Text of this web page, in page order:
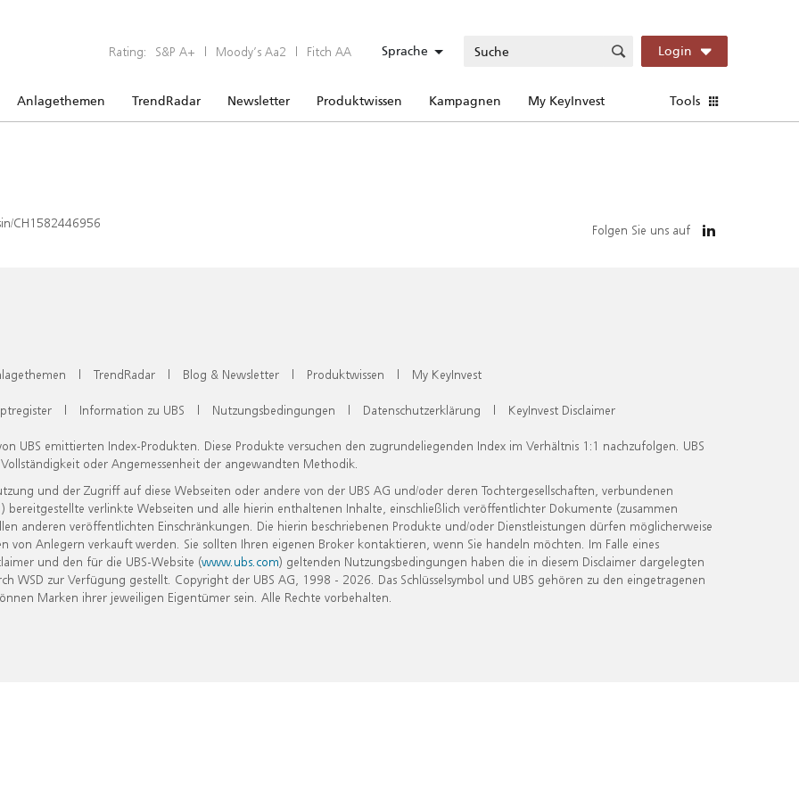
Rating: S&P A+ | Moody’s Aa2 | Fitch AA Sprache Login
Anlagethemen TrendRadar Newsletter Produktwissen Kampagnen My KeyInvest Tools
CH1582446956 Folgen Sie uns auf
| TrendRadar | Blog & Newsletter | Produktwissen | My KeyInvest
| Information zu UBS | Nutzungsbedingungen | Datenschutzerklärung | KeyInvest Disclaimer
UBS emittierten Index-Produkten. Diese Produkte versuchen den zugrundeliegenden Index im Verhältnis 1:1 nachzufolgen. UBS
oder Angemessenheit der angewandten Methodik.
und der Zugriff auf diese Webseiten oder andere von der UBS AG und/oder deren Tochtergesellschaften, verbundenen
verlinkte Webseiten und alle hierin enthaltenen Inhalte, einschließlich veröffentlichter Dokumente (zusammen
anderen veröffentlichten Einschränkungen. Die hierin beschriebenen Produkte und/oder Dienstleistungen dürfen möglicherweise
Anlegern verkauft werden. Sie sollten Ihren eigenen Broker kontaktieren, wenn Sie handeln möchten. Im Falle eines
und den für die UBS-Website (www.ubs.com) geltenden Nutzungsbedingungen haben die in diesem Disclaimer dargelegten
zur Verfügung gestellt. Copyright der UBS AG, 1998 - 2026. Das Schlüsselsymbol und UBS gehören zu den eingetragenen
Marken ihrer jeweiligen Eigentümer sein. Alle Rechte vorbehalten.